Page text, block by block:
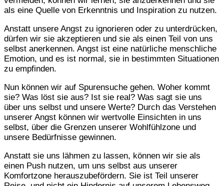
als eine Quelle von Erkenntnis und Inspiration zu nutzen.
Anstatt unsere Angst zu ignorieren oder zu unterdrücken,
dürfen wir sie akzeptieren und sie als einen Teil von uns
selbst anerkennen. Angst ist eine natürliche menschliche
Emotion, und es ist normal, sie in bestimmten Situationen
zu empfinden.
Nun können wir auf Spurensuche gehen. Woher kommt
sie? Was löst sie aus? Ist sie real? Was sagt sie uns
über uns selbst und unsere Werte? Durch das Verstehen
unserer Angst können wir wertvolle Einsichten in uns
selbst, über die Grenzen unserer Wohlfühlzone und
unsere Bedürfnisse gewinnen.
Anstatt sie uns lähmen zu lassen, können wir sie als
einen Push nutzen, um uns selbst aus unserer
Komfortzone herauszubefördern. Sie ist Teil unserer